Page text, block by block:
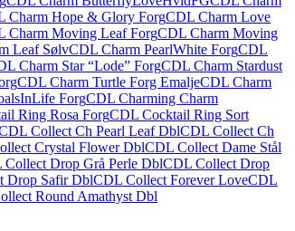
Charm Hope & Glory ForgCDL Charm Love
Charm Moving Leaf ForgCDL Charm Moving
Leaf SølvCDL Charm PearlWhite ForgCDL
Charm Star “Lode” ForgCDL Charm Stardust
CDL Charm Turtle Forg EmaljeCDL Charm
ForgCDL Charming Charm
Ring Rosa ForgCDL Cocktail Ring Sort
Collect Ch Pearl Leaf DblCDL Collect Ch
Crystal Flower DblCDL Collect Dame Stål
Collect Drop Grå Perle DblCDL Collect Drop
Drop Safir DblCDL Collect Forever LoveCDL
Round Amathyst Dbl